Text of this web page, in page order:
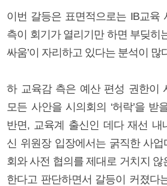
이번 갈등은 표면적으로는 IB교육
측이 회기가 열리기만 하면 부딪히
싸움’이 자리하고 있다는 분석이 많
하 교육감 측은 예산 편성 권한이
모든 사안을 시의회의 ‘허락’을
반면, 교육계 출신인 데다 재선 내
신 위원장 입장에서는 굵직한 사
회와 사전 협의를 제대로 거치지 않
한다고 판단하면서 갈등이 커졌다